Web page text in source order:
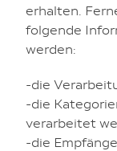
erhalten.
folgende
werden:
-die
-die
verarbeitet
-die